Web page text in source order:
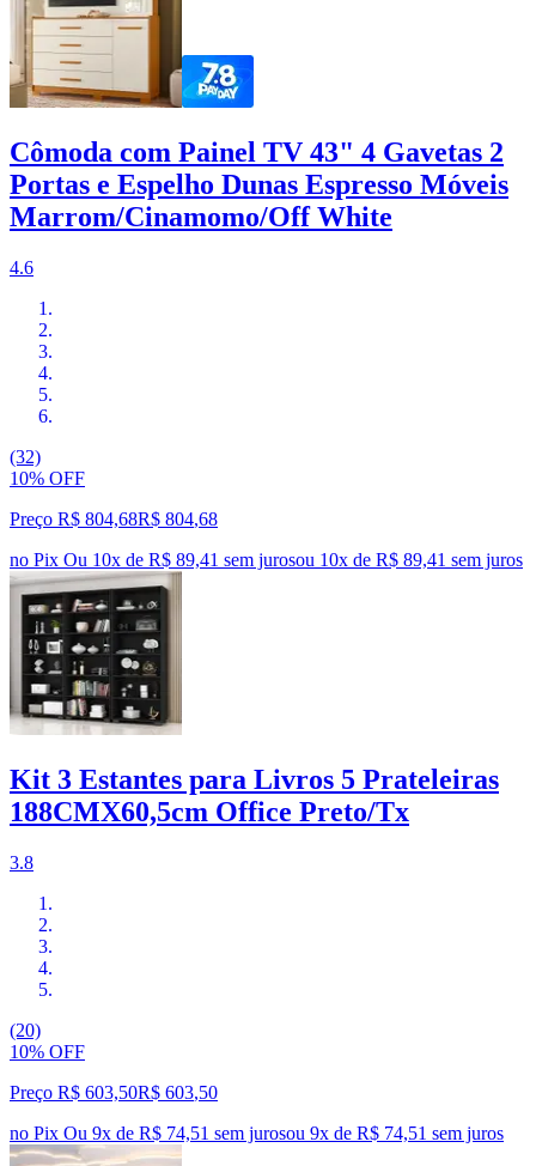
Cômoda com Painel TV 43" 4 Gavetas 2
Portas e Espelho Dunas Espresso Móveis
Marrom/Cinamomo/Off White
4.6
(32)
10% OFF
Preço R$ 804,68R$ 804,68
no Pix Ou 10x de R$ 89,41 sem jurosou 10x de R$ 89,41 sem juros
Kit 3 Estantes para Livros 5 Prateleiras
188CMX60,5cm Office Preto/Tx
3.8
(20)
10% OFF
Preço R$ 603,50R$ 603,50
no Pix Ou 9x de R$ 74,51 sem jurosou 9x de R$ 74,51 sem juros